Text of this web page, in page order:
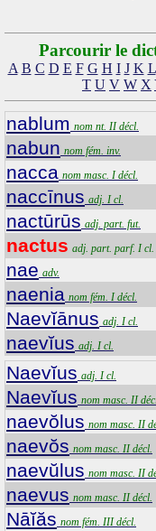
Parcourir le
A B C D E F G H I J K L
T U V W X
nablum nom nt. II décl.
nabun nom fém. inv.
nacca nom masc. I décl.
naccīnus adj. I cl.
nactūrūs adj. part. fut.
nactus adj. part. parf. I cl.
nae adv.
naenia nom fém. I décl.
Naevĭānus adj. I cl.
naevĭus adj. I cl.
Naevĭus adj. I cl.
Naevĭus nom masc. II
naevŏlus nom masc. II
naevŏs nom masc. II décl.
naevŭlus nom masc. II
naevus nom masc. II décl.
Nāĭăs nom fém. III décl.